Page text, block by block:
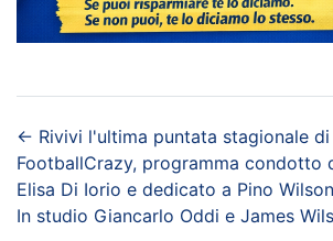
← Rivivi l'ultima puntata stagionale di
FootballCrazy, programma condotto
Elisa Di Iorio e dedicato a Pino
In studio Giancarlo Oddi e James